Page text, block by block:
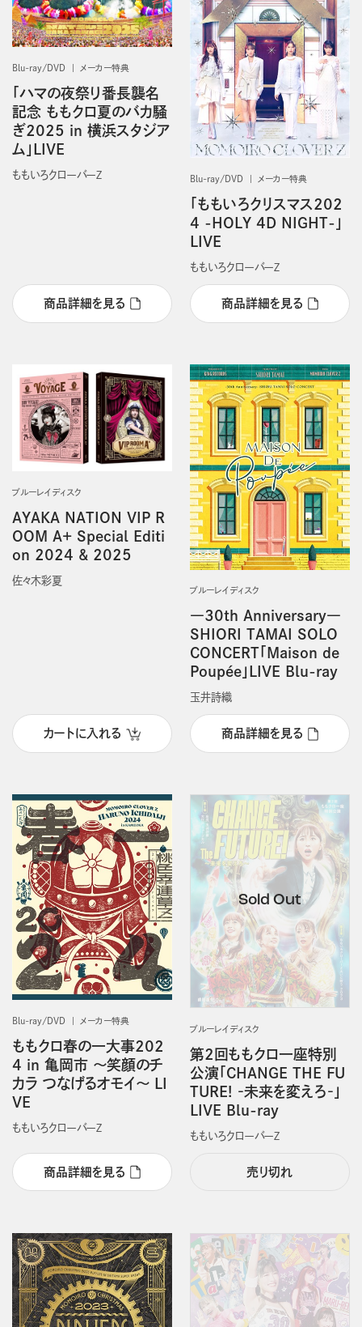
Blu-ray/DVD メーカー特典
「ハマの夜祭り番長襲名
記念 ももクロ夏のバカ騒
ぎ2025 in 横浜スタジア
ム」LIVE
ももいろクローバーＺ
商品詳細を見る
Blu-ray/DVD メーカー特典
「ももいろクリスマス202
4 -HOLY 4D NIGHT-」
LIVE
ももいろクローバーＺ
商品詳細を見る
ブルーレイディスク
AYAKA NATION VIP R
OOM A+ Special Editi
on 2024 & 2025
佐々木彩夏
カートに入れる
ブルーレイディスク
―30th Anniversary―
SHIORI TAMAI SOLO
CONCERT「Maison de
Poupée」LIVE Blu-ray
玉井詩織
商品詳細を見る
Blu-ray/DVD メーカー特典
ももクロ春の一大事202
4 in 亀岡市 ～笑顔のチ
カラ つなげるオモイ～ LI
VE
ももいろクローバーＺ
商品詳細を見る
ブルーレイディスク
第2回ももクロ一座特別
公演「CHANGE THE FU
TURE! ‐未来を変えろ‐」
LIVE Blu-ray
ももいろクローバーＺ
売り切れ